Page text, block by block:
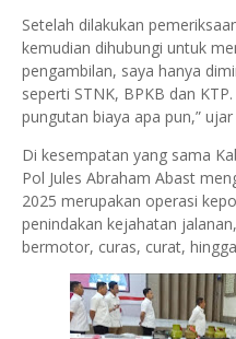
Setelah dilakukan
kemudian dihubungi untuk
pengambilan, saya hanya
seperti STNK, BPKB dan
pungutan biaya apa pun,”
Di kesempatan yang sama
Pol Jules Abraham Abast
2025 merupakan operasi
penindakan kejahatan
bermotor, curas, curat,